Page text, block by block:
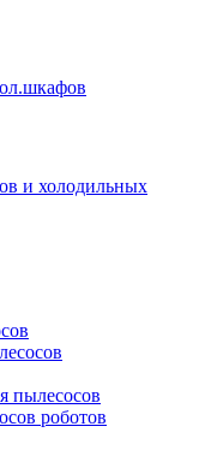
и холодильных
пылесосов
роботов